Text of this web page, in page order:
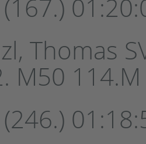
Thomas
M50 114.M